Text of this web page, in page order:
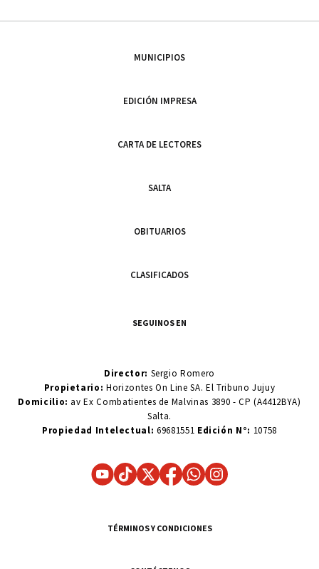
MUNICIPIOS
EDICIÓN IMPRESA
CARTA DE LECTORES
SALTA
OBITUARIOS
CLASIFICADOS
SEGUINOS EN
Director: Sergio Romero
Propietario:Horizontes On Line SA. El Tribuno Jujuy
Domicilio: av Ex Combatientes de Malvinas 3890 - CP (A4412BYA)
Salta.
Propiedad Intelectual: 69681551 Edición N°: 10758
TÉRMINOS Y CONDICIONES